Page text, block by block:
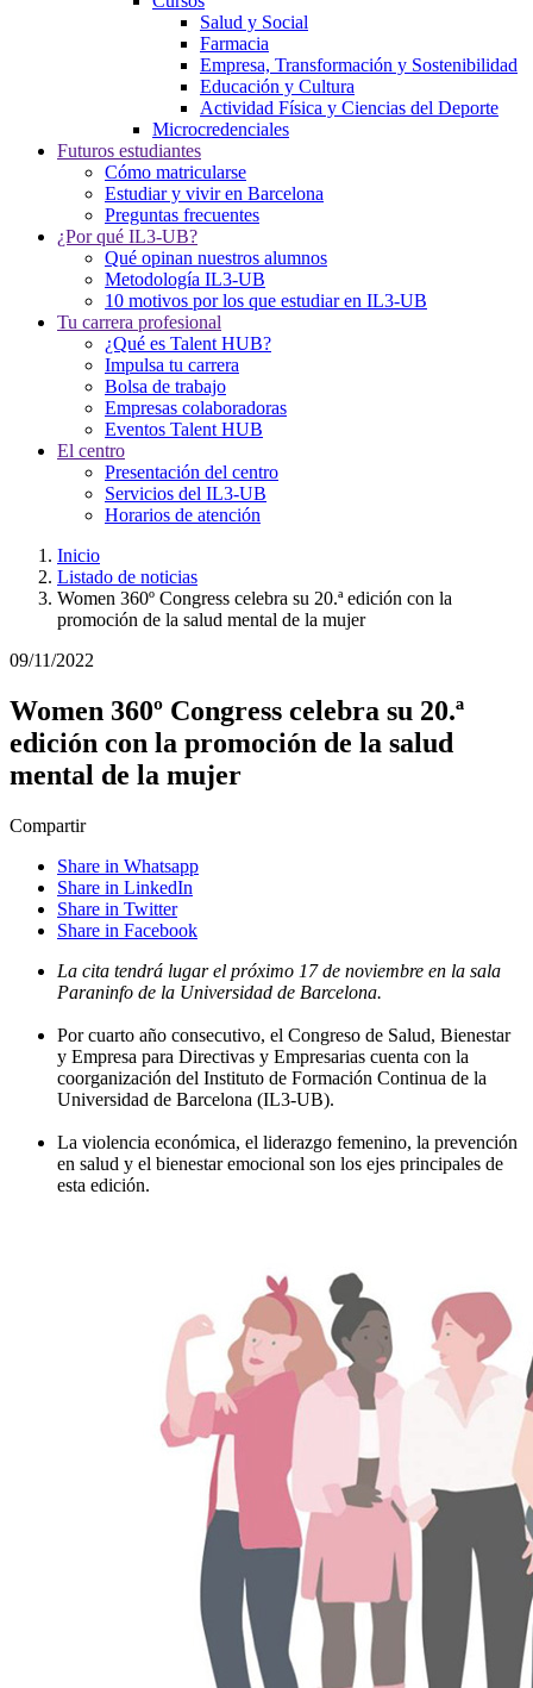
Salud y Social
Farmacia
Empresa, Transformación y Sostenibilidad
Educación y Cultura
Actividad Física y Ciencias del Deporte
Microcredenciales
Futuros estudiantes
Cómo matricularse
Estudiar y vivir en Barcelona
Preguntas frecuentes
¿Por qué IL3-UB?
Qué opinan nuestros alumnos
Metodología IL3-UB
10 motivos por los que estudiar en IL3-UB
Tu carrera profesional
¿Qué es Talent HUB?
Impulsa tu carrera
Bolsa de trabajo
Empresas colaboradoras
Eventos Talent HUB
El centro
Presentación del centro
Servicios del IL3-UB
Horarios de atención
Inicio
Listado de noticias
Women 360º Congress celebra su 20.ª edición con la
promoción de la salud mental de la mujer
09/11/2022
Women 360º Congress celebra su 20.ª
edición con la promoción de la salud
mental de la mujer
Compartir
Share in Whatsapp
Share in LinkedIn
Share in Twitter
Share in Facebook
La cita tendrá lugar el próximo 17 de noviembre en la sala
Paraninfo de la Universidad de Barcelona.
Por cuarto año consecutivo, el Congreso de Salud, Bienestar
y Empresa para Directivas y Empresarias cuenta con la
coorganización del Instituto de Formación Continua de la
Universidad de Barcelona (IL3-UB).
La violencia económica, el liderazgo femenino, la prevención
en salud y el bienestar emocional son los ejes principales de
esta edición.